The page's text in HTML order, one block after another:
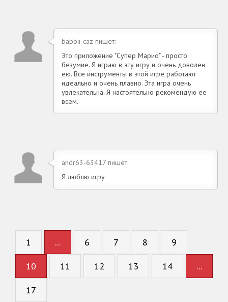
babbii-caz пишет:
Это приложение "Супер Марио" - просто
безумие. Я играю в эту игру и очень доволен
ею. Все инструменты в этой игре работают
идеально и очень плавно. Эта игра очень
увлекательна. Я настоятельно рекомендую ее
всем.
andr63-63417 пишет:
Я люблю игру
1 ... 6 7 8 9
10 11 12 13 14 ...
17